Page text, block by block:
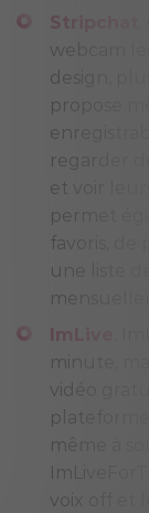
Stripchat
webcam
design,
propose
regarder
et voir
permet
favoris, de
une liste
ImLive
.
minute,
vidéo
même à
voix off et